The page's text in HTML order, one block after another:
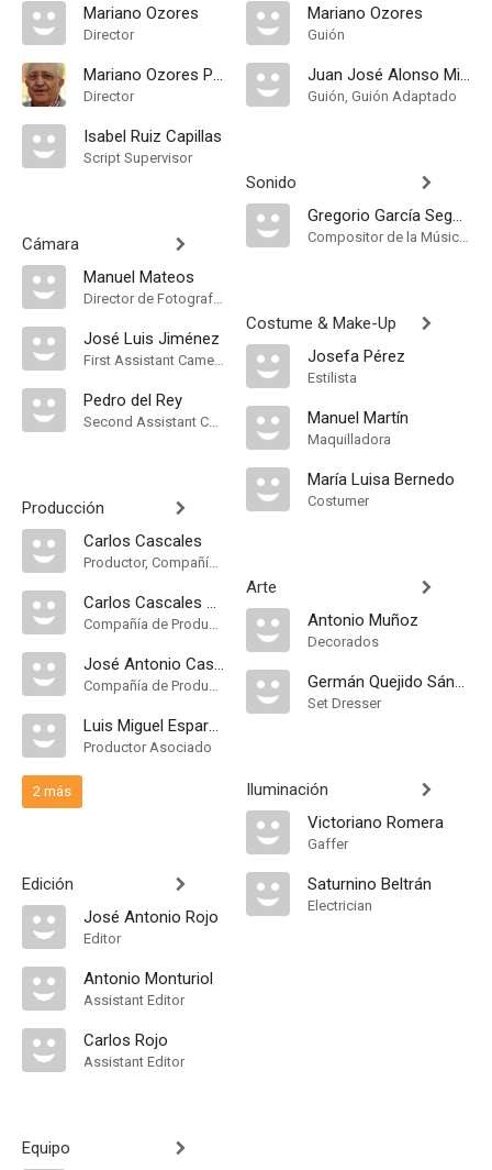
Mariano Ozores
Director
Mariano Ozores Puchol
Director
Isabel Ruiz Capillas
Script Supervisor
Cámara
Manuel Mateos
Director de Fotografía, Camera Operator
José Luis Jiménez
First Assistant Camera
Pedro del Rey
Second Assistant Camera
Producción
Carlos Cascales
Productor, Compañía de Produccion
Carlos Cascales Producciones Cinematográficas
Compañía de Produccion
José Antonio Cascales
Compañía de Produccion, Productor Ejecutivo
Luis Miguel Esparza
Productor Asociado
2 más
Edición
José Antonio Rojo
Editor
Antonio Monturiol
Assistant Editor
Carlos Rojo
Assistant Editor
Equipo
Mariano Ozores
Guión
Juan José Alonso Millán
Guión, Guión Adaptado
Sonido
Gregorio García Segura
Compositor de la Música Original, Música
Costume & Make-Up
Josefa Pérez
Estilista
Manuel Martín
Maquilladora
María Luisa Bernedo
Costumer
Arte
Antonio Muñoz
Decorados
Germán Quejido Sánchez
Set Dresser
Iluminación
Victoriano Romera
Gaffer
Saturnino Beltrán
Electrician